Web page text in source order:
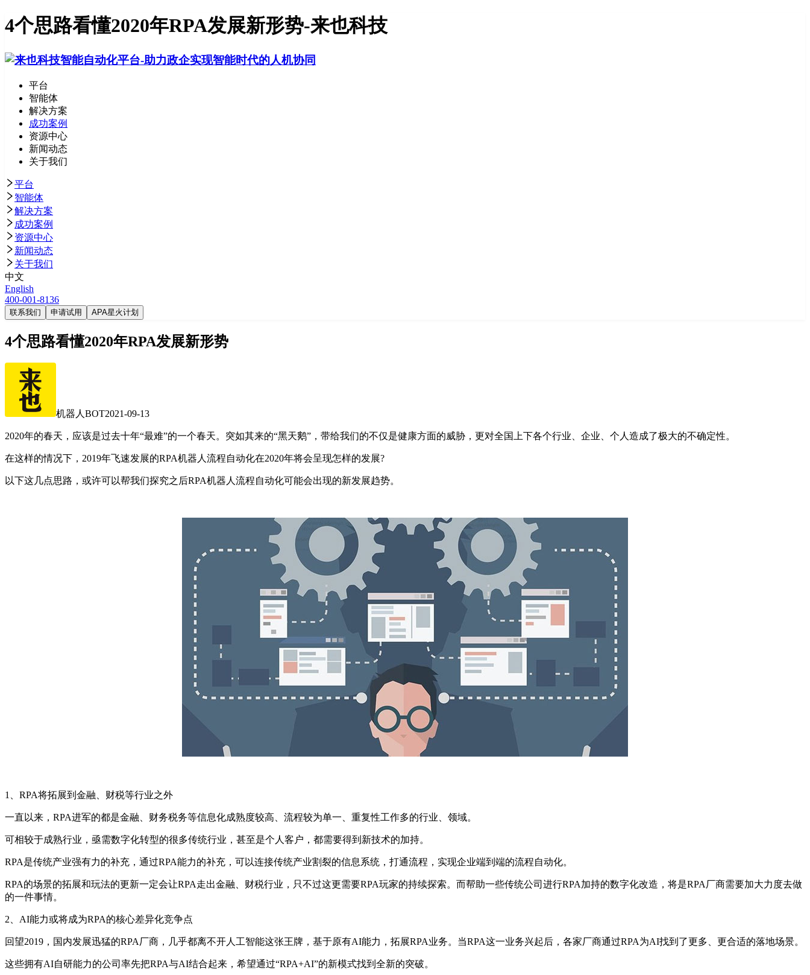
4个思路看懂2020年RPA发展新形势-来也科技
平台
智能体
解决方案
成功案例
资源中心
新闻动态
关于我们
平台
智能体
解决方案
成功案例
资源中心
新闻动态
关于我们
中文
English
400-001-8136
联系我们 申请试用 APA星火计划
4个思路看懂2020年RPA发展新形势
机器人BOT2021-09-13
2020年的春天，应该是过去十年“最难”的一个春天。突如其来的“黑天鹅”，带给我们的不仅是健康方面的威胁，更对全国上下各个行业、企业、个人造成了极大的不确定性。
在这样的情况下，2019年飞速发展的RPA机器人流程自动化在2020年将会呈现怎样的发展?
以下这几点思路，或许可以帮我们探究之后RPA机器人流程自动化可能会出现的新发展趋势。
1、RPA将拓展到金融、财税等行业之外
一直以来，RPA进军的都是金融、财务税务等信息化成熟度较高、流程较为单一、重复性工作多的行业、领域。
可相较于成熟行业，亟需数字化转型的很多传统行业，甚至是个人客户，都需要得到新技术的加持。
RPA是传统产业强有力的补充，通过RPA能力的补充，可以连接传统产业割裂的信息系统，打通流程，实现企业端到端的流程自动化。
RPA的场景的拓展和玩法的更新一定会让RPA走出金融、财税行业，只不过这更需要RPA玩家的持续探索。而帮助一些传统公司进行RPA加持的数字化改造，将是RPA厂商需要加大力度去做
的一件事情。
2、AI能力或将成为RPA的核心差异化竞争点
回望2019，国内发展迅猛的RPA厂商，几乎都离不开人工智能这张王牌，基于原有AI能力，拓展RPA业务。当RPA这一业务兴起后，各家厂商通过RPA为AI找到了更多、更合适的落地场景。
这些拥有AI自研能力的公司率先把RPA与AI结合起来，希望通过“RPA+AI”的新模式找到全新的突破。